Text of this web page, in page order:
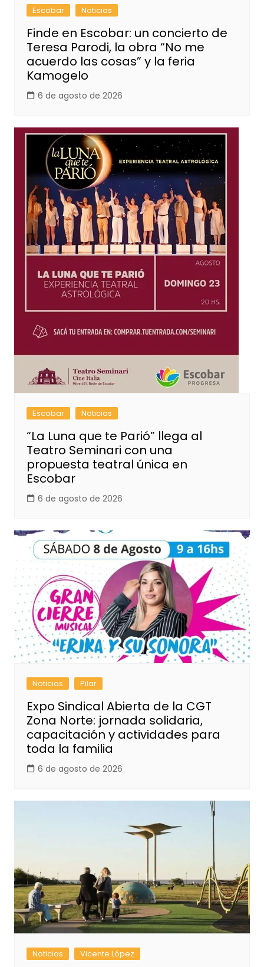
Escobar Noticias
Finde en Escobar: un concierto de
Teresa Parodi, la obra “No me
acuerdo las cosas” y la feria
Kamogelo
6 de agosto de 2026
Escobar Noticias
“La Luna que te Parió” llega al
Teatro Seminari con una
propuesta teatral única en
Escobar
6 de agosto de 2026
Noticias Pilar
Expo Sindical Abierta de la CGT
Zona Norte: jornada solidaria,
capacitación y actividades para
toda la familia
6 de agosto de 2026
Noticias Vicente López